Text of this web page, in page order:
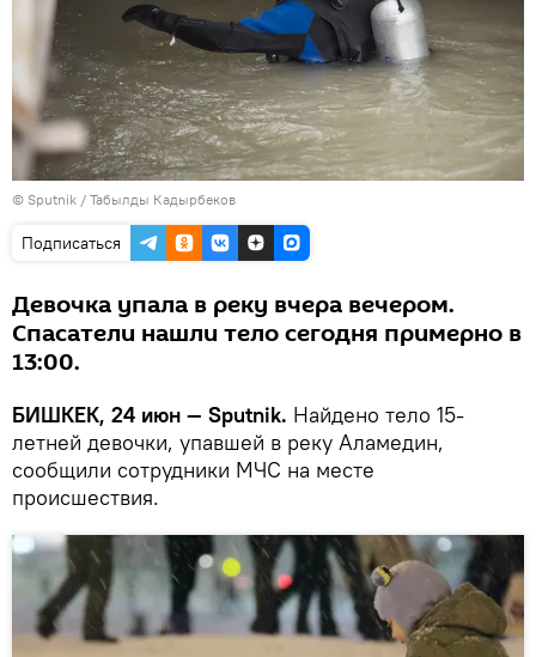
© Sputnik / Табылды Кадырбеков
Подписаться
Девочка упала в реку вчера вечером.
Спасатели нашли тело сегодня примерно в
13:00.
БИШКЕК, 24 июн — Sputnik. Найдено тело 15-
летней девочки, упавшей в реку Аламедин,
сообщили сотрудники МЧС на месте
происшествия.